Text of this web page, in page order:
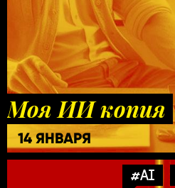
Моя ИИ копия
14 ЯНВАРЯ
#AI